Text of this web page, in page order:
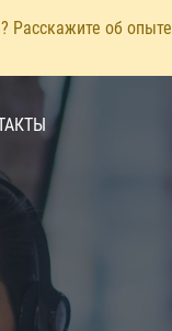
Расскажите об опыте